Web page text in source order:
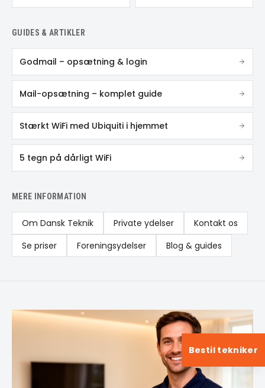
GUIDES & ARTIKLER
Godmail – opsætning & login
Mail-opsætning – komplet guide
Stærkt WiFi med Ubiquiti i hjemmet
5 tegn på dårligt WiFi
MERE INFORMATION
Om Dansk Teknik Private ydelser
Kontakt os
Se priser
Foreningsydelser Blog & guides
Bestil tekniker